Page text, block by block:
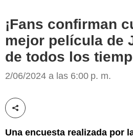
¡Fans confirman
mejor película de
de todos los
2/06/2024 a las 6:00 p. m.
Compartir esta noticia
Una encuesta realizada por